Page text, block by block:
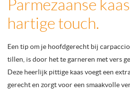
Parmezaanse
hartige touch.
Een tip om je hoofdgerecht bij
tillen, is door het te garneren met vers
Deze heerlijk pittige kaas voegt een
gerecht en zorgt voor een smaakvolle